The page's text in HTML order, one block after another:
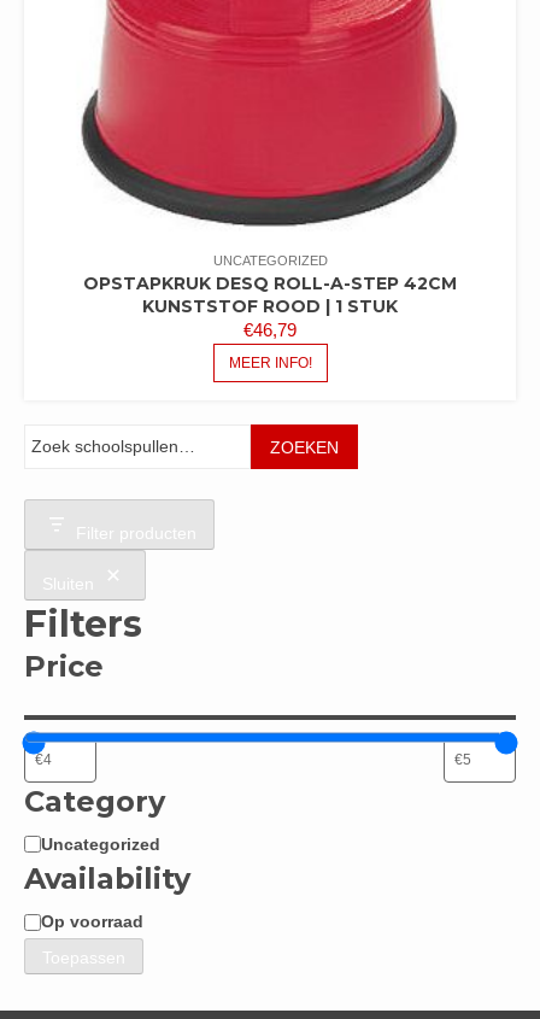
UNCATEGORIZED
OPSTAPKRUK DESQ ROLL-A-STEP 42CM
KUNSTSTOF ROOD | 1 STUK
€46,79
MEER INFO!
ZOEKEN
Filter producten
Sluiten
Filters
Price
Category
Categorie
Uncategorized
Availability
Beschikbaarheid
Op voorraad
Toepassen